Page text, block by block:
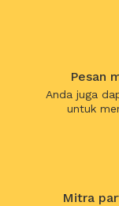
Pesan
Anda juga
untuk
Mitra